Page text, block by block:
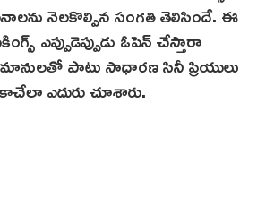
నెలకొల్పిన సంగతి తెలిసిందే. ఈ
ఎప్పుడెప్పుడు ఓపెన్ చేస్తారా
పాటు సాధార‌ణ‌ సినీ ప్రియులు
ఎదురు చూశారు.